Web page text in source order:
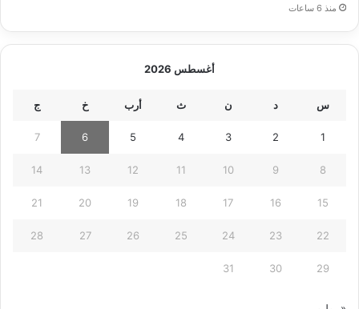
منذ 6 ساعات
أغسطس 2026
س د ن ث أرب خ ج
1
2
3
4
5
6
7
8
9
10
11
12
13
14
15
16
17
18
19
20
21
22
23
24
25
26
27
28
29
30
31